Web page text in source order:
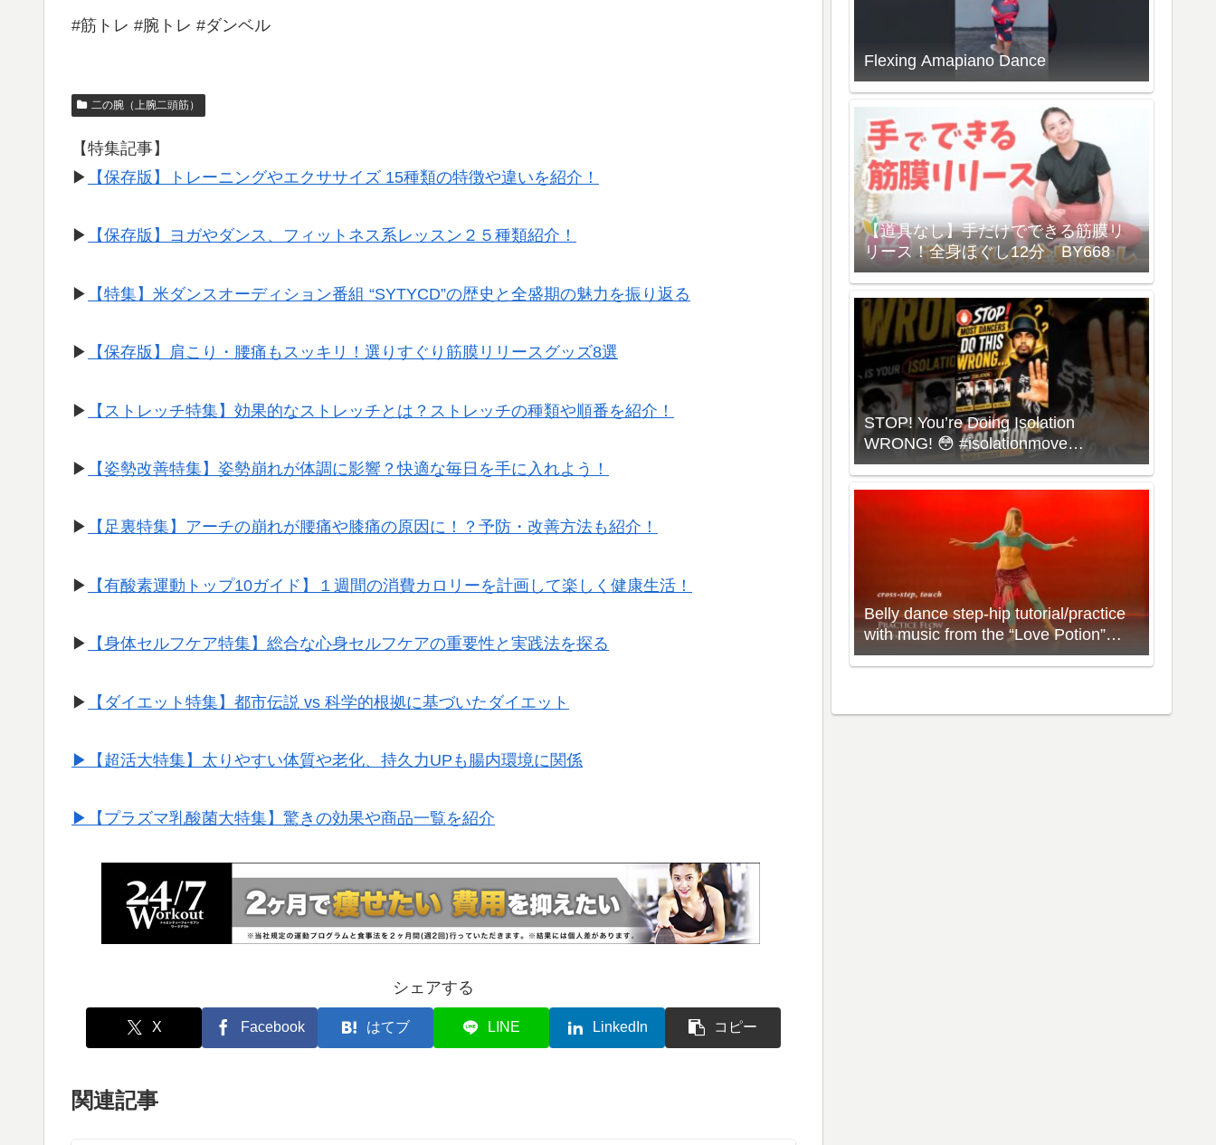
#筋トレ #腕トレ #ダンベル
二の腕（上腕二頭筋）
【特集記事】
▶︎
【保存版】トレーニングやエクササイズ 15種類の特徴や違いを紹介！
▶︎ 【保存版】ヨガやダンス、フィットネス系レッスン２５種類紹介！
▶︎ 【特集】米ダンスオーディション番組 “SYTYCD”の歴史と全盛期の魅力を振り返る
▶︎ 【保存版】肩こり・腰痛もスッキリ！選りすぐり筋膜リリースグッズ8選
▶︎ 【ストレッチ特集】効果的なストレッチとは？ストレッチの種類や順番を紹介！
▶︎ 【姿勢改善特集】姿勢崩れが体調に影響？快適な毎日を手に入れよう！
▶︎ 【足裏特集】アーチの崩れが腰痛や膝痛の原因に！？予防・改善方法も紹介！
▶︎ 【有酸素運動トップ10ガイド】１週間の消費カロリーを計画して楽しく健康生活！
▶︎ 【身体セルフケア特集】総合な心身セルフケアの重要性と実践法を探る
▶︎ 【ダイエット特集】都市伝説 vs 科学的根拠に基づいたダイエット
▶︎【超活大特集】太りやすい体質や老化、持久力UPも腸内環境に関係
▶︎【プラズマ乳酸菌大特集】驚きの効果や商品一覧を紹介
シェアする
X Facebook はてブ LINE LinkedIn コピー
関連記事
Flexing Amapiano Dance
【道具なし】手だけでできる筋膜リ
リース！全身ほぐし12分 BY668
STOP! You’re Doing Isolation
WRONG! 😳 #isolationmove
#animationdance #poppingdance
Belly dance step-hip tutorial/practice
with music from the “Love Potion”
Workout with Neon